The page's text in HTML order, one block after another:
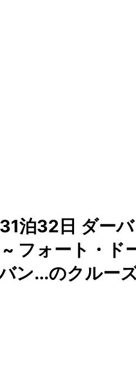
泊32日 ダー
フォート・ド
ン...のクルー